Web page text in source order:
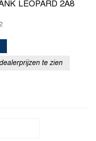
LEOPARD 2A8
te zien